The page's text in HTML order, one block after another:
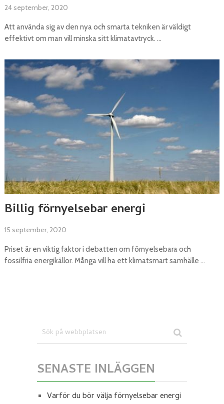
24 september, 2020
Att använda sig av den nya och smarta tekniken är väldigt
effektivt om man vill minska sitt klimatavtryck. …
Billig förnyelsebar energi
15 september, 2020
Priset är en viktig faktor i debatten om förnyelsebara och
fossilfria energikällor. Många vill ha ett klimatsmart samhälle …
SENASTE INLÄGGEN
Varför du bör välja förnyelsebar energi